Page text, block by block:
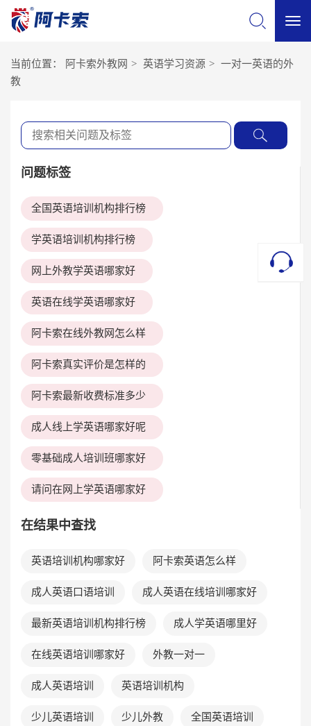
当前位置： 阿卡索外教网 > 英语学习资源 > 一对一英语的外
教
问题标签
全国英语培训机构排行榜
学英语培训机构排行榜
网上外教学英语哪家好
英语在线学英语哪家好
阿卡索在线外教网怎么样
阿卡索真实评价是怎样的
阿卡索最新收费标准多少
成人线上学英语哪家好呢
零基础成人培训班哪家好
请问在网上学英语哪家好
在结果中查找
英语培训机构哪家好 阿卡索英语怎么样
成人英语口语培训 成人英语在线培训哪家好
最新英语培训机构排行榜 成人学英语哪里好
在线英语培训哪家好 外教一对一
成人英语培训 英语培训机构
少儿英语培训 少儿外教 全国英语培训